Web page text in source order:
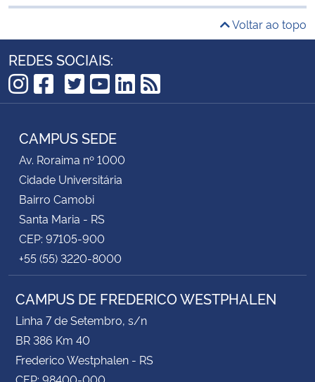
Voltar ao topo
REDES SOCIAIS:
Instagram
Facebook
TikTok
Twitter
YouTube
LinkedIn
RSS
CAMPUS SEDE
Av. Roraima nº 1000
Cidade Universitária
Bairro Camobi
Santa Maria - RS
CEP: 97105-900
+55 (55) 3220-8000
CAMPUS DE FREDERICO WESTPHALEN
Linha 7 de Setembro, s/n
BR 386 Km 40
Frederico Westphalen - RS
CEP: 98400-000